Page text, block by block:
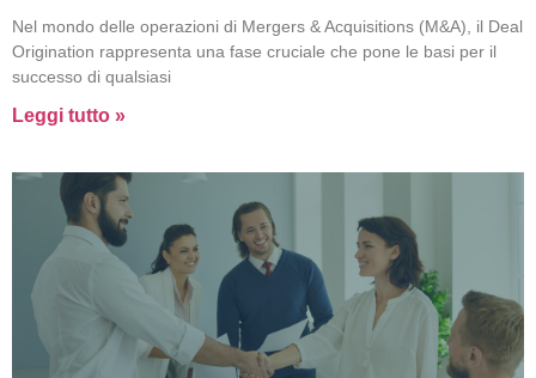
Nel mondo delle operazioni di Mergers & Acquisitions (M&A), il Deal
Origination rappresenta una fase cruciale che pone le basi per il
successo di qualsiasi
Leggi tutto »